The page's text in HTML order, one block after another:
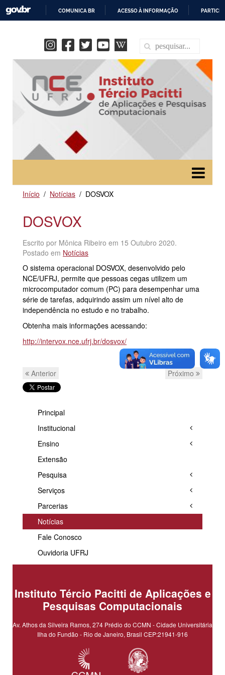
COMUNICA BR ACESSO À INFORMAÇÃO
Início Notícias DOSVOX
DOSVOX
Escrito por Mônica Ribeiro em 15 Outubro 2020.
Postado em Notícias
O sistema operacional DOSVOX, desenvolvido pelo
NCE/UFRJ, permite que pessoas cegas utilizem um
microcomputador comum (PC) para desempenhar uma
série de tarefas, adquirindo assim um nível alto de
independência no estudo e no trabalho.
Obtenha mais informações acessando:
http://intervox.nce.ufrj.br/dosvox/
Anterior Próximo
Principal
Institucional
Ensino
Extensão
Pesquisa
Serviços
Parcerias
Notícias
Fale Conosco
Ouvidoria UFRJ
Instituto Tércio Pacitti de Aplicações e
Pesquisas Computacionais
Av. Athos da Silveira Ramos, 274 Prédio do CCMN - Cidade Universitária
Ilha do Fundão - Rio de Janeiro, Brasil CEP:21941-916